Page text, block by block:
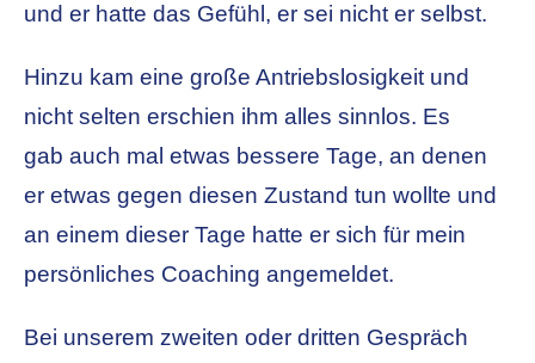
und er hatte das Gefühl, er sei nicht er selbst.
Hinzu kam eine große Antriebslosigkeit und
nicht selten erschien ihm alles sinnlos. Es
gab auch mal etwas bessere Tage, an denen
er etwas gegen diesen Zustand tun wollte und
an einem dieser Tage hatte er sich für mein
persönliches Coaching angemeldet.
Bei unserem zweiten oder dritten Gespräch